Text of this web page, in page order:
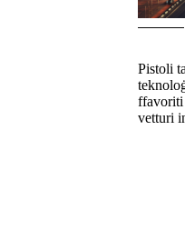
Pistoli
ffavoriti
vetturi